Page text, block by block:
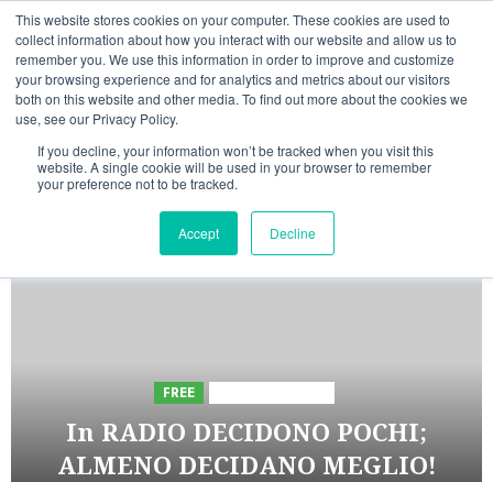
This website stores cookies on your computer. These cookies are used to
collect information about how you interact with our website and allow us to
remember you. We use this information in order to improve and customize
your browsing experience and for analytics and metrics about our visitors
both on this website and other media. To find out more about the cookies we
use, see our Privacy Policy.
If you decline, your information won’t be tracked when you visit this
website. A single cookie will be used in your browser to remember
your preference not to be tracked.
Accept Decline
Vai
contenuto
08/08/2026
LinkedinFacebook
X TelegramWhatsappMastodon
INIZIATIVE ASTORRI
FREE
In RADIO DECIDONO POCHI;
ALMENO DECIDANO MEGLIO!